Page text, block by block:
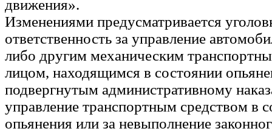
движения».
Изменениями предусматривается
ответственность за управление
либо другим механическим
лицом, находящимся в состоянии
подвергнутым административному
управление транспортным средством в
опьянения или за невыполнение